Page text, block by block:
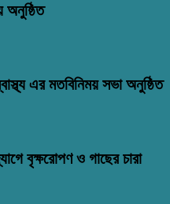
অনুষ্ঠিত
এর মতবিনিময় সভা অনুষ্ঠিত
বৃক্ষরোপণ ও গাছের চারা